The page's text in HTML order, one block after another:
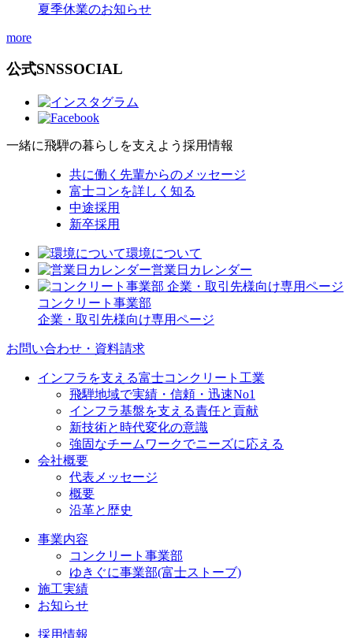
夏季休業のお知らせ
more
公式SNSSOCIAL
一緒に飛騨の暮らしを支えよう 採用情報
共に働く先輩からのメッセージ
富士コンを詳しく知る
中途採用
新卒採用
環境について
営業日カレンダー
コンクリート事業部
企業・取引先様向け専用ページ
お問い合わせ・資料請求
インフラを支える富士コンクリート工業
飛騨地域で実績・信頼・迅速No1
インフラ基盤を支える責任と貢献
新技術と時代変化の意識
強固なチームワークでニーズに応える
会社概要
代表メッセージ
概要
沿革と歴史
事業内容
コンクリート事業部
ゆきぐに事業部(富士ストーブ)
施工実績
お知らせ
採用情報